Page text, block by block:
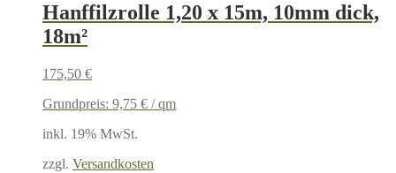
Hanffilzrolle 1,20 x 15m, 10mm dick,
18m²
175,50 €
Grundpreis: 9,75 € /qm
inkl. 19% MwSt.
zzgl. Versandkosten